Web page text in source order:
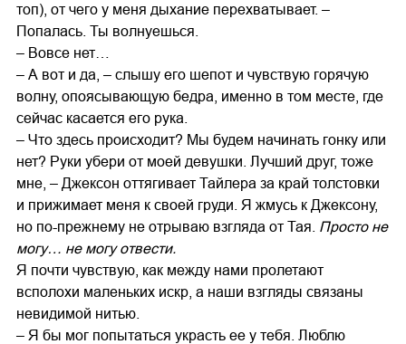
топ), от чего у меня дыхание перехватывает. –
Попалась. Ты волнуешься.
– Вовсе нет…
– А вот и да, – слышу его шепот и чувствую горячую
волну, опоясывающую бедра, именно в том месте, где
сейчас касается его рука.
– Что здесь происходит? Мы будем начинать гонку или
нет? Руки убери от моей девушки. Лучший друг, тоже
мне, – Джексон оттягивает Тайлера за край толстовки
и прижимает меня к своей груди. Я жмусь к Джексону,
но по-прежнему не отрываю взгляда от Тая. Просто не
могу… не могу отвести.
Я почти чувствую, как между нами пролетают
всполохи маленьких искр, а наши взгляды связаны
невидимой нитью.
– Я бы мог попытаться украсть ее у тебя. Люблю